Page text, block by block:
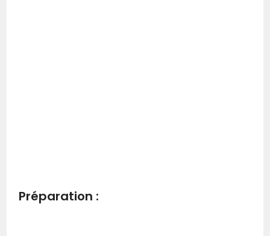
Préparation :